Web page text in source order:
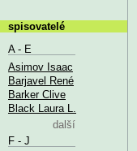
spisovatelé
A - E
Asimov Isaac
Barjavel René
Barker Clive
Black Laura L.
další
F - J